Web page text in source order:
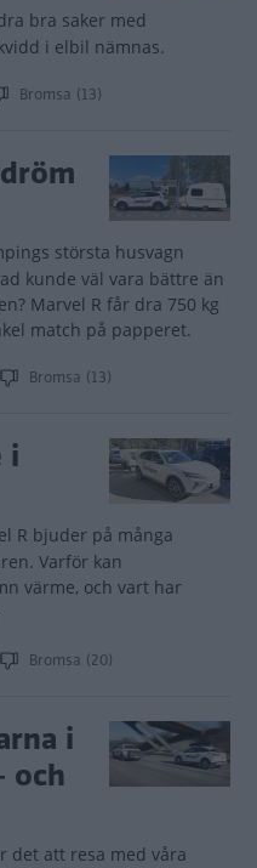
bra saker med
i elbil nämnas.
Bromsa (13)
största husvagn
kunde väl vara bättre än
Marvel R får dra 750 kg
match på papperet.
Bromsa (13)
i
R bjuder på många
Varför kan
värme, och vart har
Bromsa (20)
i
och
det att resa med våra